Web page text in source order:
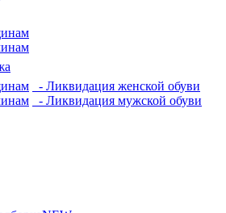
- Ликвидация женской обуви
- Ликвидация мужской обуви